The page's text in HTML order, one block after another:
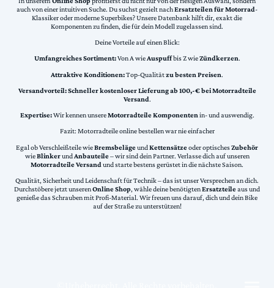
auch von einer intuitiven Suche. Du suchst gezielt nachErsatzteilen für Motorrad-
Klassiker oder moderne Superbikes? Unsere Datenbank hilft dir, exakt die
Komponenten zu finden, die für dein Modell zugelassen sind.
Deine Vorteile auf einen Blick:
Umfangreiches Sortiment:Von A wieAuspuffbis Z wieZündkerzen.
Attraktive Konditionen:Top-Qualitätzu besten Preisen.
Versandvorteil:Schneller kostenloser Lieferung ab 100,-€ bei Motorradteile
Versand.
Expertise:Wir kennen unsereMotorradteile Komponentenin- und auswendig.
Fazit: Motorradteile online bestellen war nie einfacher
Egal ob Verschleißteile wieBremsbelägeundKettensätzeoder optischesZubehör
wieBlinkerundAnbauteile– wir sind dein Partner. Verlasse dich auf unseren
Motorradteile Versand und starte bestens gerüstet in die nächste Saison.
Qualität, Sicherheit und Leidenschaft für Technik – das ist unser Versprechen an dich.
Durchstöbere jetzt unserenOnline Shop, wähle deine benötigtenErsatzteileaus und
genieße das Schrauben mit Profi-Material. Wir freuen uns darauf, dich und dein Bike
auf der Straße zu unterstützen!